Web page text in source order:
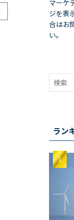
マーケ
ジを表
合はお
い。
ラン